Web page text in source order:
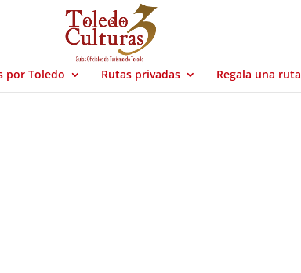
por Toledo Rutas privadas Regala una ruta